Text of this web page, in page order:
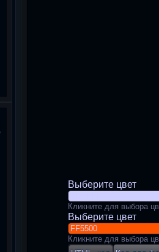
Выберите цвет
Кликните для выбора
Выберите цвет
Кликните для выбора